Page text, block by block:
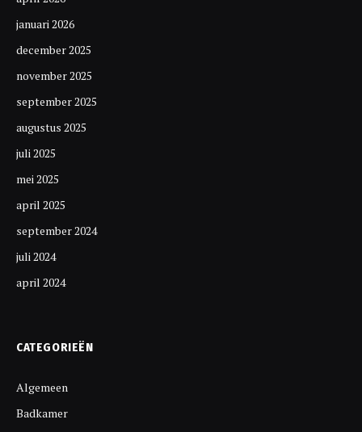
januari 2026
december 2025
november 2025
september 2025
augustus 2025
juli 2025
mei 2025
april 2025
september 2024
juli 2024
april 2024
CATEGORIEËN
Algemeen
Badkamer